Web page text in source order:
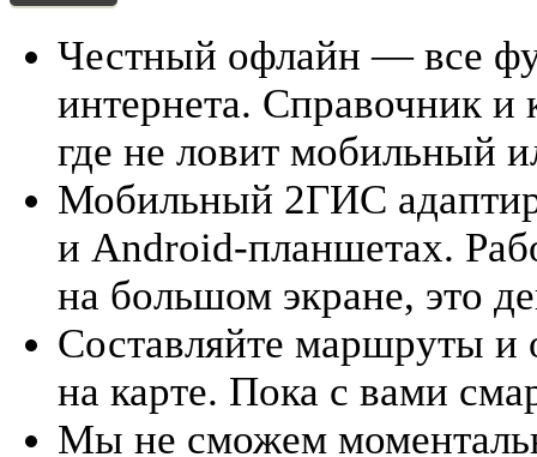
Честный офлайн — все
интернета. Справочник и
где не ловит мобильный
Мобильный 2ГИС
и Android-планшетах.
на большом экране, это
Составляйте маршруты и
на карте. Пока с вами
Мы не сможем